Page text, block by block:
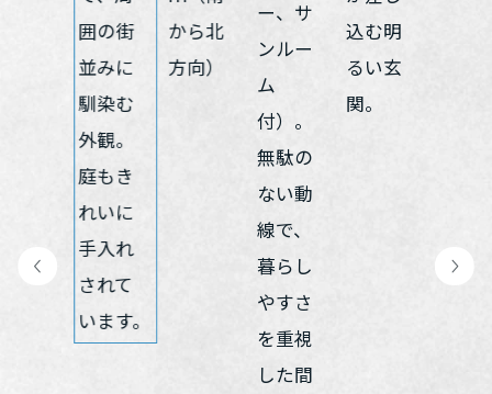
分譲住宅（建売・土地）検索
中古住宅検索
スムストック検索
分譲マンション検索
売る [MISAWA RELAY]
住まいの売却
社宅建築
医療・介護・子育て・障がい福祉施設
これから土地活用・賃貸経営をご検討の方
土地活用の基礎から長期安定経営を目指すオーナー様まで、賃貸経
営に役立つ多彩な情報を幅広くお届けします。
ホームラウンジ 土地活用・賃貸経営
事業用リノベーション
リフォーム営業所
これからリフォームをご検討の方
実例動画や基礎知識、収納の工夫など、理想の住まいを叶えるリフ
ォームの具体策とアイデアを豊富にご用意しています。
建築再生事業
事業用売買
事業用地・事業用建物
分譲用地
すべてのフィールドに新しい価値をデザインし、持続可能な未来志
向のまちづくりを実現していきます。
ミサワリフォーム
ご相談窓口
お客様センター
ミサワホームオーナーさま・リフォーム工事ご契約者さまとミサワ
テンツや、ミサワホームからの大切なお知らせなど配信していま
MISAWAについて
ミサワホームグループ
環境活動
採用情報